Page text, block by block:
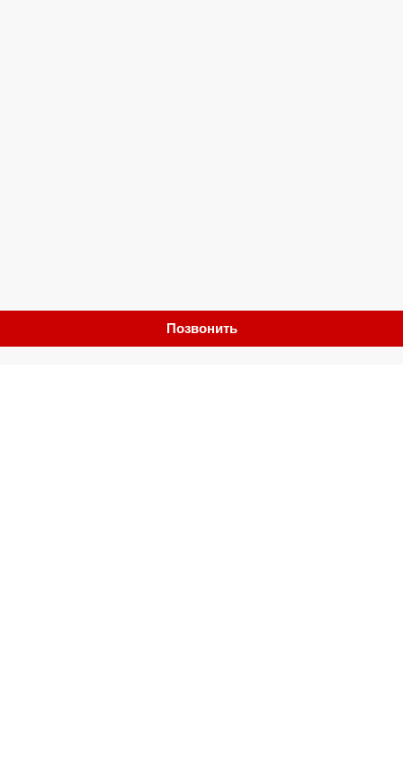
Позвонить